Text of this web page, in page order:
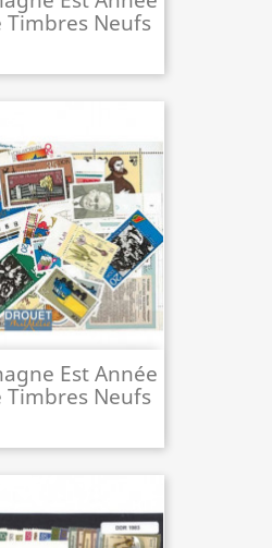
Timbres Neufs
Est Année
Timbres Neufs